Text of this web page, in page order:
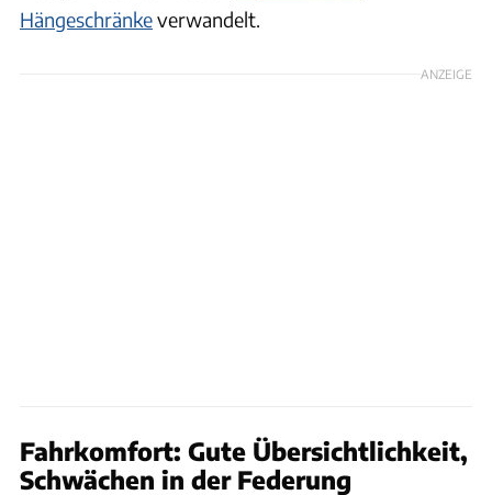
Hängeschränkeverwandelt.
ANZEIGE
Fahrkomfort: Gute Übersichtlichkeit,
Schwächen in der Federung